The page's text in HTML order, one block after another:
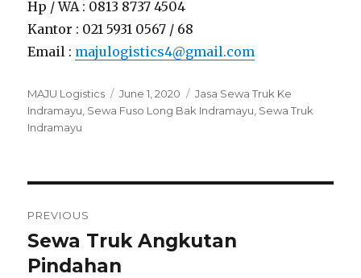
Hp / WA : 0813 8737 4504
Kantor : 021 5931 0567 / 68
Email : majulogistics4@gmail.com
Author
MAJU Logistics
Posted
on
June 1, 2020 Tags
Jasa Sewa Truk Ke
Indramayu Sewa Fuso Long Bak Indramayu Sewa Truk
Indramayu
navigation
PREVIOUS
Previous
post:
Sewa Truk Angkutan
Pindahan